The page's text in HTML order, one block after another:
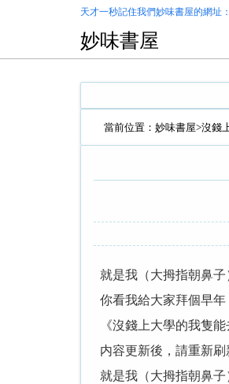
天才一秒記住我們妙味書屋的網址
妙味書屋
當前位置： 妙味書屋>沒錢
就是我（大拇指朝鼻
你看我給大家拜個早年
《沒錢上大學的我隻
内容更新後，請重新刷
就是我（大拇指朝鼻